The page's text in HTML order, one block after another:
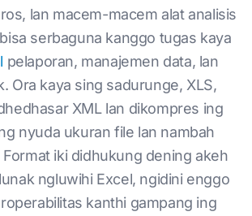
lan macem-macem alat analisis
serbaguna kanggo tugas kaya
pelaporan, manajemen data, lan
Ora kaya sing sadurunge, XLS,
XML lan dikompres ing
nyuda ukuran file lan nambah
iki didhukung dening akeh
ngluwihi Excel, ngidini enggo
kanthi gampang ing